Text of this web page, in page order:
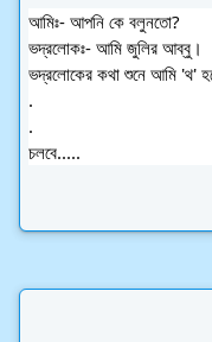
আমিঃ- আপনি কে বলুনতো?
ভদ্রলোকঃ- আমি জুলির আব্বু।
ভদ্রলোকের কথা শুনে আমি 'থ'
.
.
চলবে.....